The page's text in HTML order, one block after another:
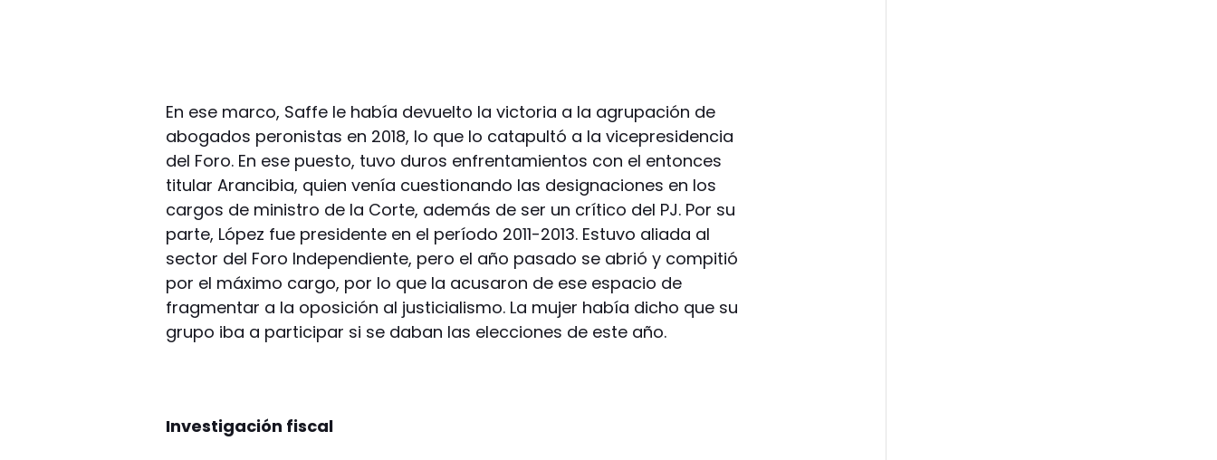
En ese marco, Saffe le había devuelto la victoria a la agrupación de
abogados peronistas en 2018, lo que lo catapultó a la vicepresidencia
del Foro. En ese puesto, tuvo duros enfrentamientos con el entonces
titular Arancibia, quien venía cuestionando las designaciones en los
cargos de ministro de la Corte, además de ser un crítico del PJ. Por su
parte, López fue presidente en el período 2011-2013. Estuvo aliada al
sector del Foro Independiente, pero el año pasado se abrió y compitió
por el máximo cargo, por lo que la acusaron de ese espacio de
fragmentar a la oposición al justicialismo. La mujer había dicho que su
grupo iba a participar si se daban las elecciones de este año.
Investigación fiscal